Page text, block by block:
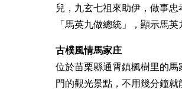
兒，九玄七祖來助伊，做事
「馬英九做總統」，顯示馬
古樸風情馬家庄
位於苗栗縣通霄鎮楓樹里的
門的觀光景點，不用幾分鐘